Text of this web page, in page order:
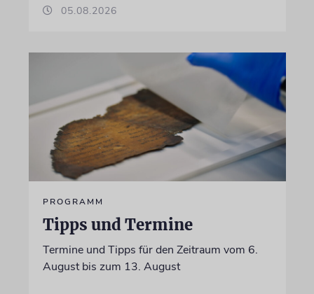
05.08.2026
PROGRAMM
Tipps und Termine
Termine und Tipps für den Zeitraum vom 6.
August bis zum 13. August